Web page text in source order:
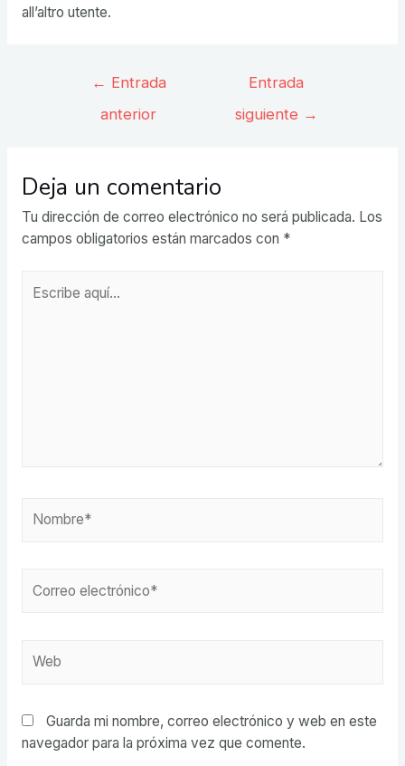
all’altro utente.
Navegación
entradas
← Entrada
anterior
Entrada
siguiente →
Deja un comentario
Tu dirección de correo electrónico no será publicada. Los
campos obligatorios están marcados con *
aquí...
electrónico*
Guarda mi nombre, correo electrónico y web en este
navegador para la próxima vez que comente.